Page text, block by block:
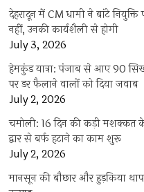
देहरादून में CM धामी ने बांटे
नहीं, उनकी कार्यशैली से होगी
July 3, 2026
हेमकुंड यात्रा: पंजाब से आए 90
पर डर फैलाने वालों को दिया जवाब
July 2, 2026
चमोली: 16 दिन की कड़ी मशक्कत
द्वार से बर्फ हटाने का काम शुरू
July 2, 2026
मानसून की बौछार और हुड़किया